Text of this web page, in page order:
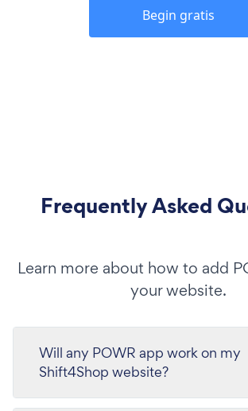
Begin gratis
Frequently Asked
Learn more about how to add
your website.
Will any POWR app work on my
Shift4Shop website?